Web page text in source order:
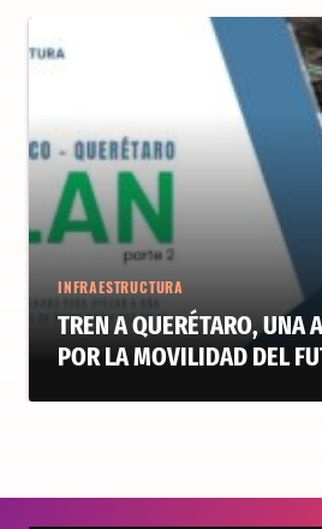
INFRAESTRUCTURA
TREN A QUERÉTARO, UNA
POR LA MOVILIDAD DEL